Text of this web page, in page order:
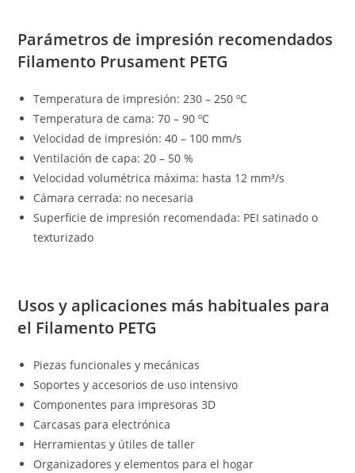
Parámetros de impresión recomendados
Filamento Prusament PETG
Temperatura de impresión: 230 – 250 ºC
Temperatura de cama: 70 – 90 ºC
Velocidad de impresión: 40 – 100 mm/s
Ventilación de capa: 20 – 50 %
Velocidad volumétrica máxima: hasta 12 mm³/s
Cámara cerrada: no necesaria
Superficie de impresión recomendada: PEI satinado o
texturizado
Usos y aplicaciones más habituales para
el Filamento PETG
Piezas funcionales y mecánicas
Soportes y accesorios de uso intensivo
Componentes para impresoras 3D
Carcasas para electrónica
Herramientas y útiles de taller
Organizadores y elementos para el hogar